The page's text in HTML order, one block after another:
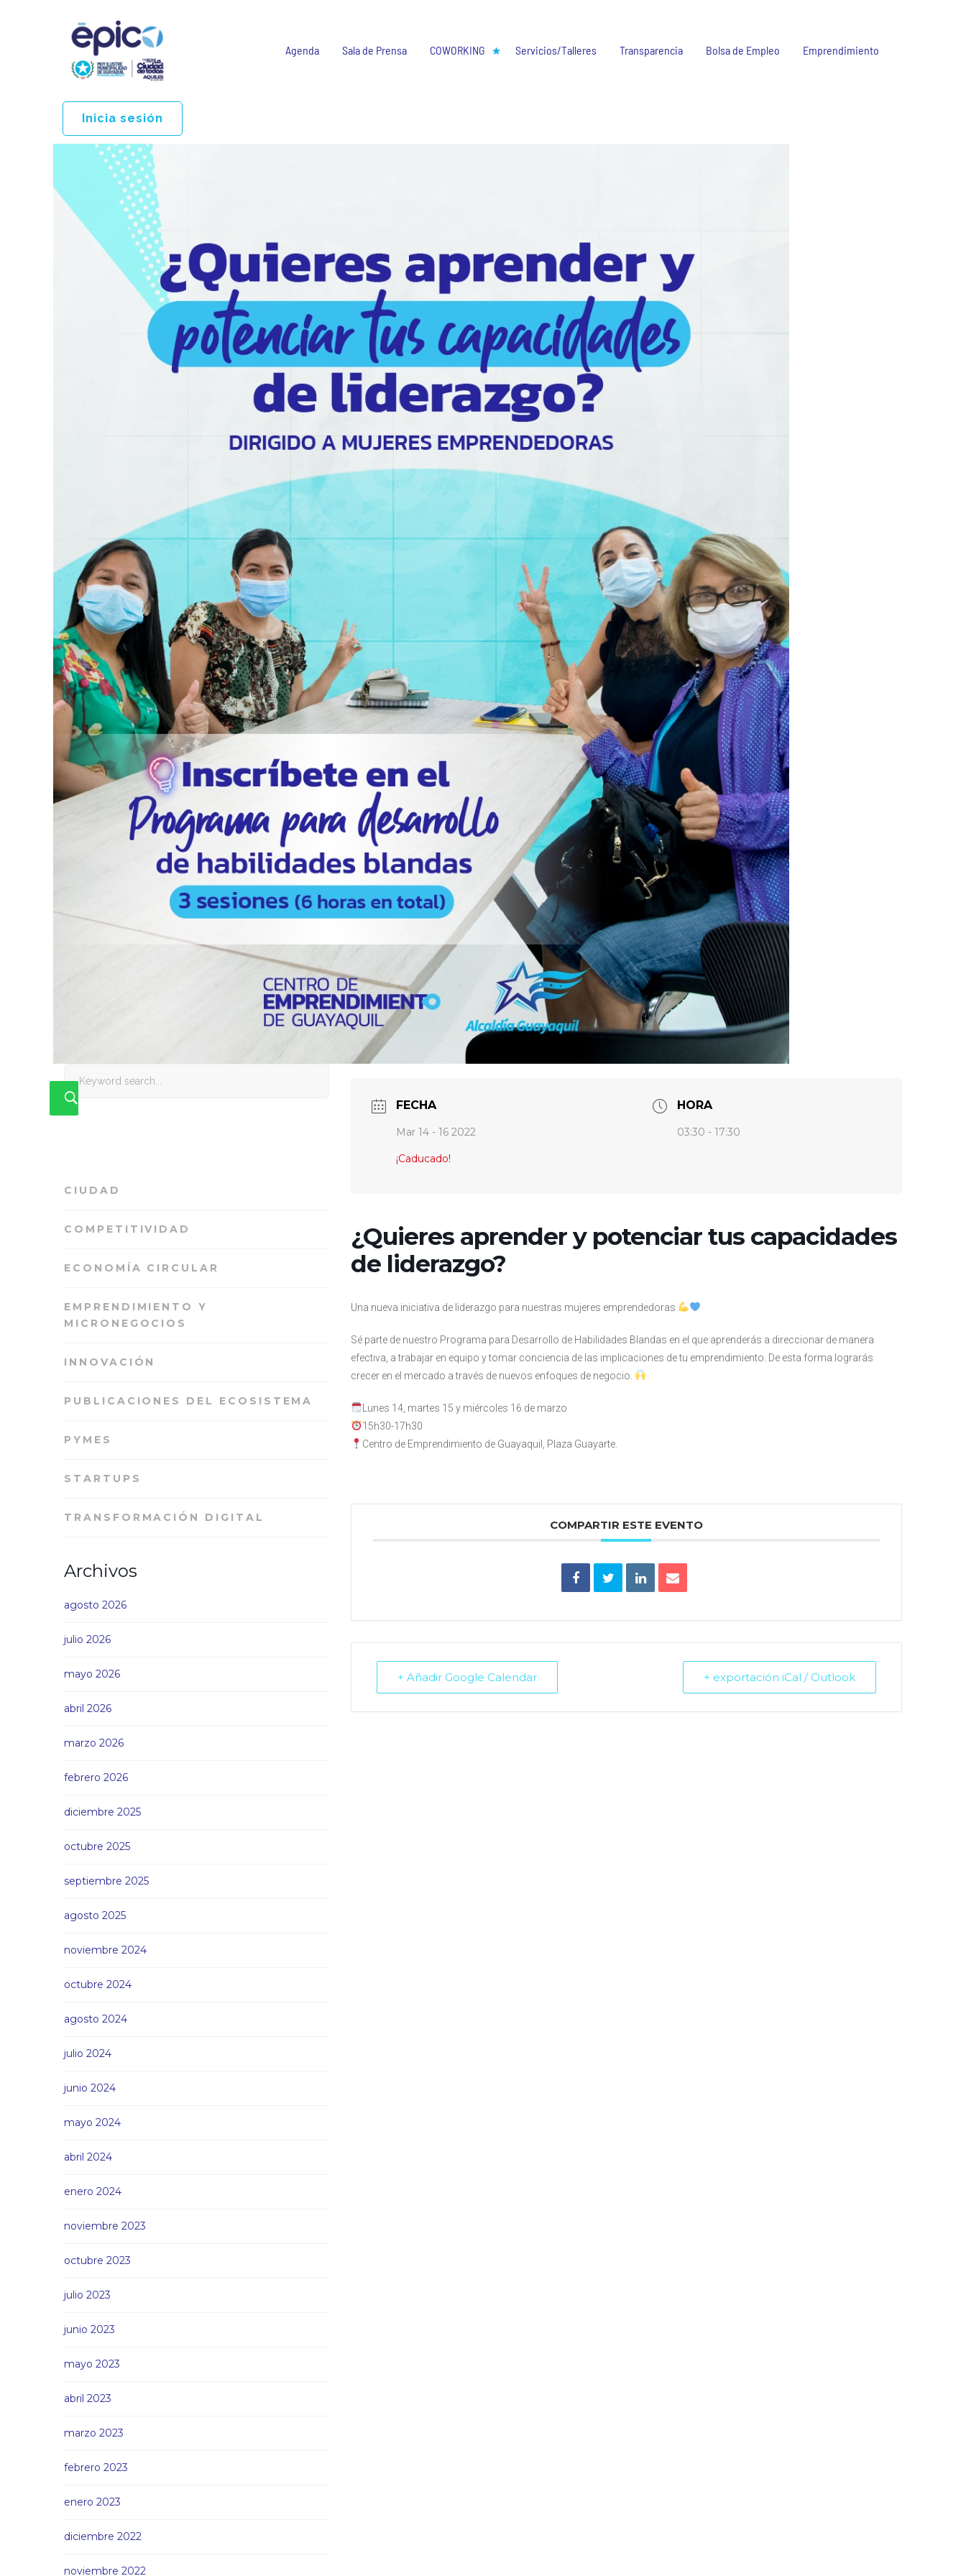
Agenda Sala de Prensa COWORKING Servicios/Talleres Transparencia Bolsa de Empleo Emprendimiento
Inicia sesión
CIUDAD
COMPETITIVIDAD
ECONOMÍA CIRCULAR
EMPRENDIMIENTO Y
MICRONEGOCIOS
INNOVACIÓN
PUBLICACIONES DEL ECOSISTEMA
PYMES
STARTUPS
TRANSFORMACIÓN DIGITAL
Archivos
agosto 2026
julio 2026
mayo 2026
abril 2026
marzo 2026
febrero 2026
diciembre 2025
octubre 2025
septiembre 2025
agosto 2025
noviembre 2024
octubre 2024
agosto 2024
julio 2024
junio 2024
mayo 2024
abril 2024
enero 2024
noviembre 2023
octubre 2023
julio 2023
junio 2023
mayo 2023
abril 2023
marzo 2023
febrero 2023
enero 2023
diciembre 2022
noviembre 2022
FECHA
Mar 14 - 16 2022
¡Caducado!
HORA
03:30 - 17:30
¿Quieres aprender y potenciar tus capacidades
de liderazgo?
Una nueva iniciativa de liderazgo para nuestras mujeres emprendedoras
Sé parte de nuestro Programa para Desarrollo de Habilidades Blandas en el que aprenderás a direccionar de manera
efectiva, a trabajar en equipo y tomar conciencia de las implicaciones de tu emprendimiento. De esta forma lograrás
crecer en el mercado a través de nuevos enfoques de negocio.
Lunes 14, martes 15 y miércoles 16 de marzo
15h30-17h30
Centro de Emprendimiento de Guayaquil, Plaza Guayarte.
COMPARTIR ESTE EVENTO
+ Añadir Google Calendar + exportación iCal / Outlook